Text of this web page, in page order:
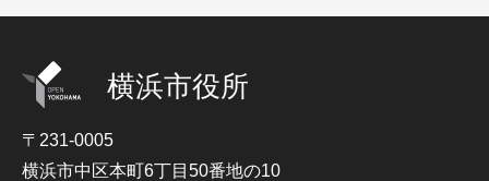
横浜市役所
〒231-0005
横浜市中区本町6丁目50番地の10